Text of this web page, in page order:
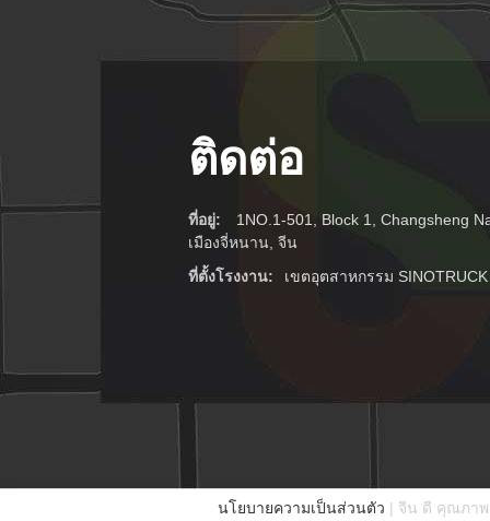
ติดต่อ
ที่อยู่:
1NO.1-501, Block 1, Changsheng
เมืองจี่หนาน, จีน
ที่ตั้งโรงงาน:
เขตอุตสาหกรรม
นโยบายความเป็นส่วนตัว | จีน ดี คุณภาพ